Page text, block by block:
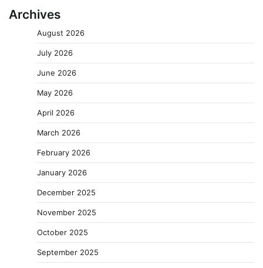
Archives
August 2026
July 2026
June 2026
May 2026
April 2026
March 2026
February 2026
January 2026
December 2025
November 2025
October 2025
September 2025